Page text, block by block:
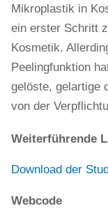
Mikroplastik in
ein erster Schritt
Kosmetik.
Peelingfunktion
gelöste, gelartige
von der
Weiterführende
Download der
Webcode